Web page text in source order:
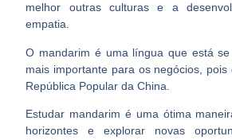
melhor outras culturas e a
empatia.
O mandarim é uma língua que está
mais importante para os negócios,
República Popular da China.
Estudar mandarim é uma ótima
horizontes e explorar novas